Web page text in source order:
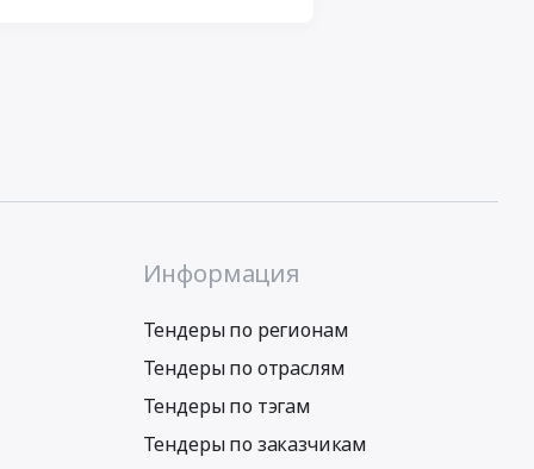
Информация
Тендеры по регионам
Тендеры по отраслям
Тендеры по тэгам
Тендеры по заказчикам